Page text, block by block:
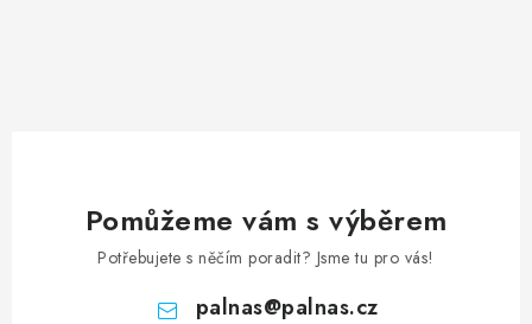
Pomůžeme vám s výběrem
Potřebujete s něčím poradit? Jsme tu pro vás!
palnas@palnas.cz